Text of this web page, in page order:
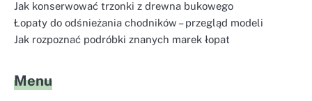
Jak konserwować trzonki z drewna bukowego
Łopaty do odśnieżania chodników – przegląd modeli
Jak rozpoznać podróbki znanych marek łopat
Menu